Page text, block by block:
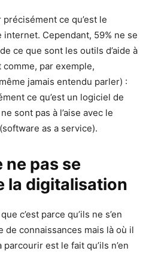
ce qu’est le
internet. Cependant, 59% ne se
ce que sont les outils d’aide à
par exemple,
jamais entendu parler) :
ce qu’est un logiciel de
sont pas à l’aise avec le
as a service).
ne pas se
la digitalisation
c’est parce qu’ils ne s’en
de connaissances mais là où il
est le fait qu’ils n’en